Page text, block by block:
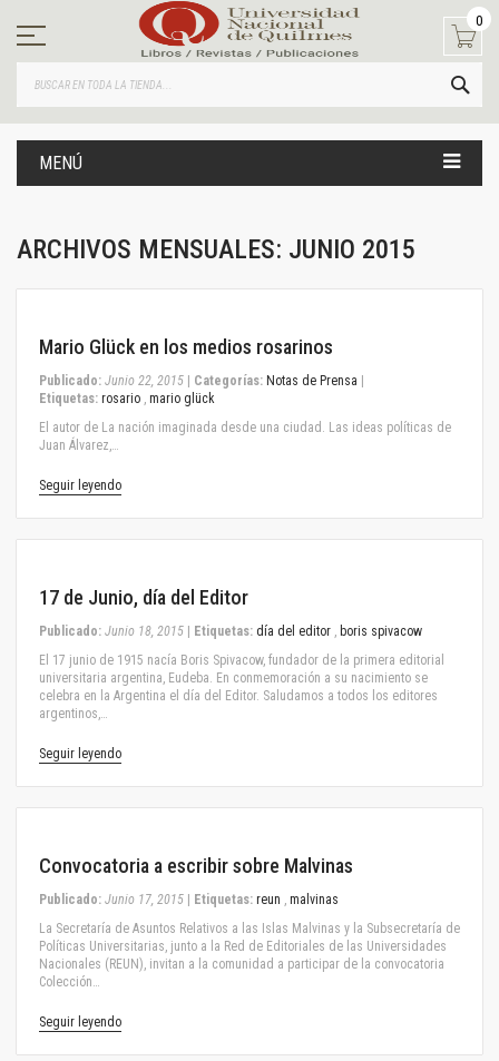
contenido
0
MENÚ
ARCHIVOS MENSUALES: JUNIO 2015
Mario Glück en los medios rosarinos
Publicado: Junio 22, 2015 Categorías: Notas de Prensa
Etiquetas: rosario , mario glück
El autor de La nación imaginada desde una ciudad. Las ideas políticas de
Juan Álvarez,…
Seguir leyendo
17 de Junio, día del Editor
Publicado: Junio 18, 2015 Etiquetas: día del editor , boris spivacow
El 17 junio de 1915 nacía Boris Spivacow, fundador de la primera editorial
universitaria argentina, Eudeba. En conmemoración a su nacimiento se
celebra en la Argentina el día del Editor. Saludamos a todos los editores
argentinos,…
Seguir leyendo
Convocatoria a escribir sobre Malvinas
Publicado: Junio 17, 2015 Etiquetas: reun , malvinas
La Secretaría de Asuntos Relativos a las Islas Malvinas y la Subsecretaría de
Políticas Universitarias, junto a la Red de Editoriales de las Universidades
Nacionales (REUN), invitan a la comunidad a participar de la convocatoria
Colección…
Seguir leyendo